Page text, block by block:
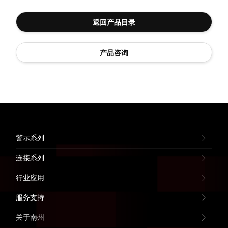
返回产品目录
产品咨询
警示系列
连接系列
行业应用
服务支持
关于南州